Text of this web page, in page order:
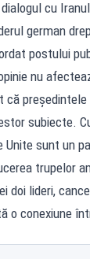
cu
german
postului
nu
că
subiecte.
Unite sunt un
trupelor
doi lideri,
o conexiune